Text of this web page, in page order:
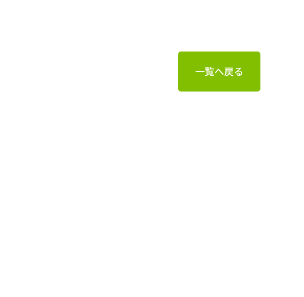
一覧へ戻る